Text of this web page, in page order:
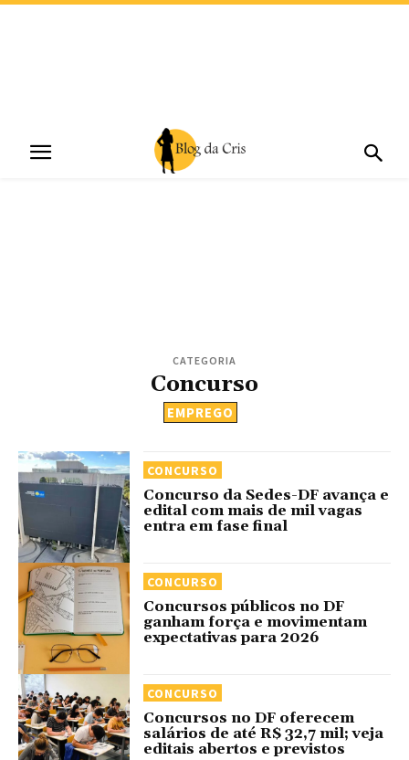
CATEGORIA
Concurso
EMPREGO
CONCURSO
Concurso da Sedes-DF avança e
edital com mais de mil vagas
entra em fase final
CONCURSO
Concursos públicos no DF
ganham força e movimentam
expectativas para 2026
CONCURSO
Concursos no DF oferecem
salários de até R$ 32,7 mil; veja
editais abertos e previstos